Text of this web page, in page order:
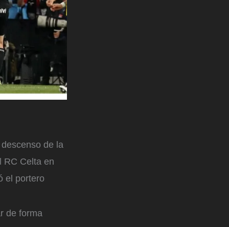
de la
RC Celta en
el portero
de forma